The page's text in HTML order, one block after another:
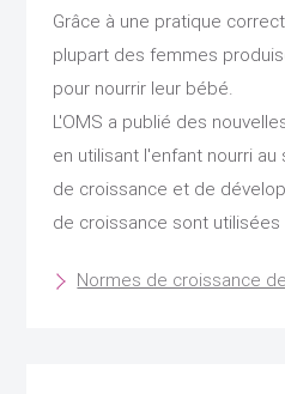
Grâce à une pratique
plupart des femmes
pour nourrir leur bébé.
L'OMS a publié des
en utilisant l'enfant nourri
de croissance et de
de croissance sont utilisées
Normes de croissance